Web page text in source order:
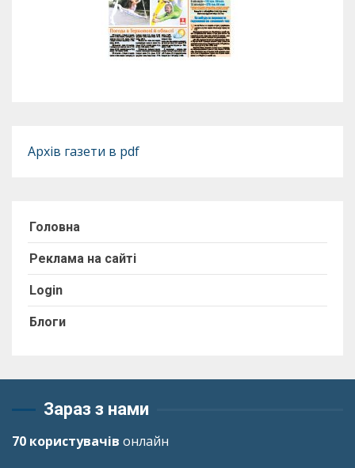
Архів газети в pdf
Головна
Реклама на сайті
Login
Блоги
Зараз з нами
70 користувачів онлайн